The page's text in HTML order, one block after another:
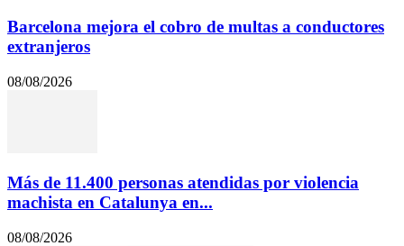
Barcelona mejora el cobro de multas a conductores
extranjeros
08/08/2026
Más de 11.400 personas atendidas por violencia
machista en Catalunya en...
08/08/2026